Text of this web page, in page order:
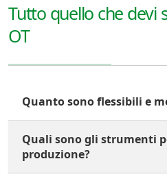
Tutto quello che devi
OT
Quanto sono flessibili e
Quali sono gli strumenti
produzione?